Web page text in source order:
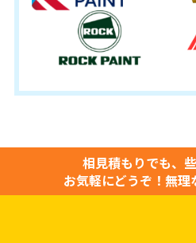
相見積もりでも、
お気軽にどうぞ！ 無理